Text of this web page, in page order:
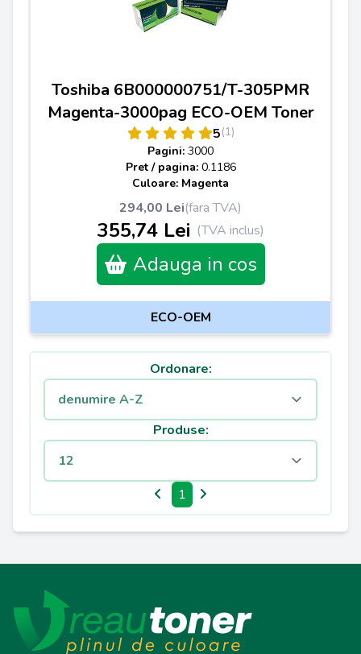
Toshiba 6B000000751/T-305PMR
Magenta-3000pag ECO-OEM Toner
5(1)
Pagini: 3000
Pret / pagina: 0.1186
Culoare: Magenta
294,00 Lei(fara TVA)
355,74 Lei (TVA inclus)
Adauga in cos
ECO-OEM
Ordonare:
Produse:
1